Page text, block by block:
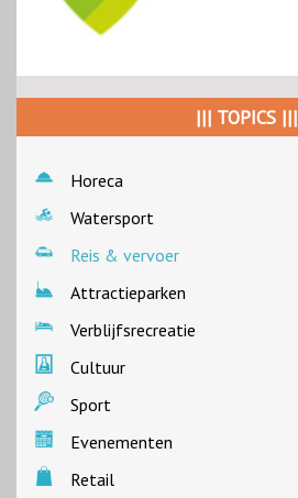
||| TOPICS |||
Horeca
Watersport
Reis & vervoer
Attractieparken
Verblijfsrecreatie
Cultuur
Sport
Evenementen
Retail